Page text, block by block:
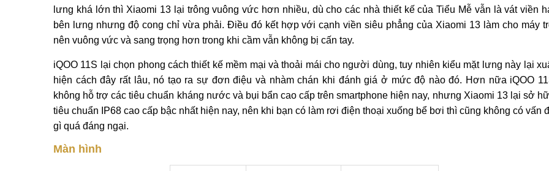
lưng khá lớn thì Xiaomi 13 lại trông vuông vức hơn nhiều, dù cho các nhà thiết kế của Tiểu Mễ vẫn là vát viền
bên lưng nhưng độ cong chỉ vừa phải. Điều đó kết hợp với cạnh viền siêu phẳng của Xiaomi 13 làm cho máy
nên vuông vức và sang trọng hơn trong khi cầm vẫn không bị cấn tay.
iQOO 11S lại chọn phong cách thiết kế mềm mại và thoải mái cho người dùng, tuy nhiên kiểu mặt lưng này lại
hiện cách đây rất lâu, nó tạo ra sự đơn điệu và nhàm chán khi đánh giá ở mức độ nào đó. Hơn nữa iQOO
không hỗ trợ các tiêu chuẩn kháng nước và bụi bẩn cao cấp trên smartphone hiện nay, nhưng Xiaomi 13 lại sở
tiêu chuẩn IP68 cao cấp bậc nhất hiện nay, nên khi bạn có làm rơi điện thoại xuống bể bơi thì cũng không có vấn
gì quá đáng ngại.
Màn hình